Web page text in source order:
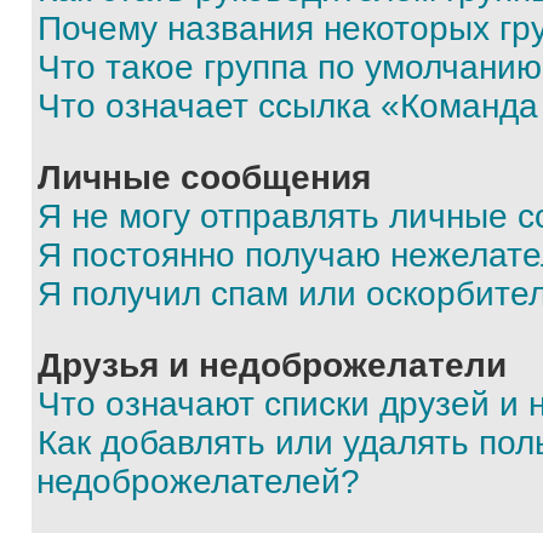
Почему названия некоторых
Что такое группа по
Что означает ссылка
Личные сообщения
Я не могу отправлять личные
Я постоянно получаю
Я получил спам или
Друзья и недоброжелатели
Что означают списки друзей и
Как добавлять или удалять
недоброжелателей?